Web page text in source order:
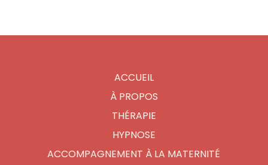
ACCUEIL
À PROPOS
THÉRAPIE
HYPNOSE
ACCOMPAGNEMENT À LA MATERNITÉ